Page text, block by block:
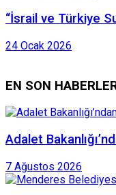
“İsrail ve Türkiye
24 Ocak 2026
EN SON
Adalet
7 Ağustos 2026